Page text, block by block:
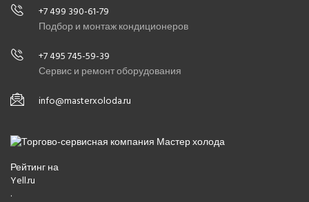
+7 499 390-61-79
Подбор и монтаж кондиционеров
+7 495 745-59-39
Сервис и ремонт оборудования
info@masterxoloda.ru
Рейтинг на
Yell.ru
.